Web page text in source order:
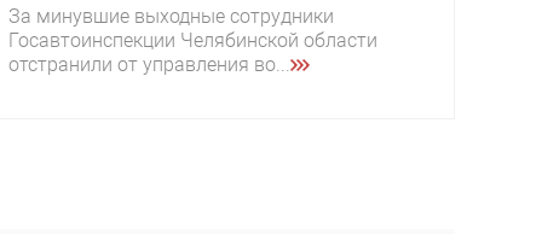
За минувшие выходные сотрудники
Госавтоинспекции Челябинской области
отстранили от управления во...